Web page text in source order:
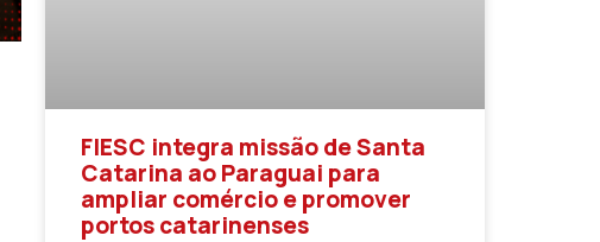
FIESC integra missão de Santa
Catarina ao Paraguai para
ampliar comércio e promover
portos catarinenses